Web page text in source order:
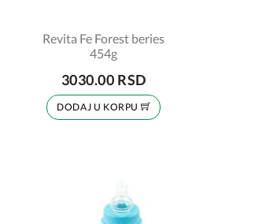
Revita Fe Forest beries
454g
3030.00 RSD
DODAJ U KORPU